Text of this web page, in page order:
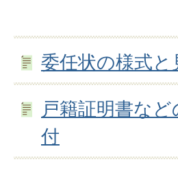
委任状の様式と
戸籍証明書な
付